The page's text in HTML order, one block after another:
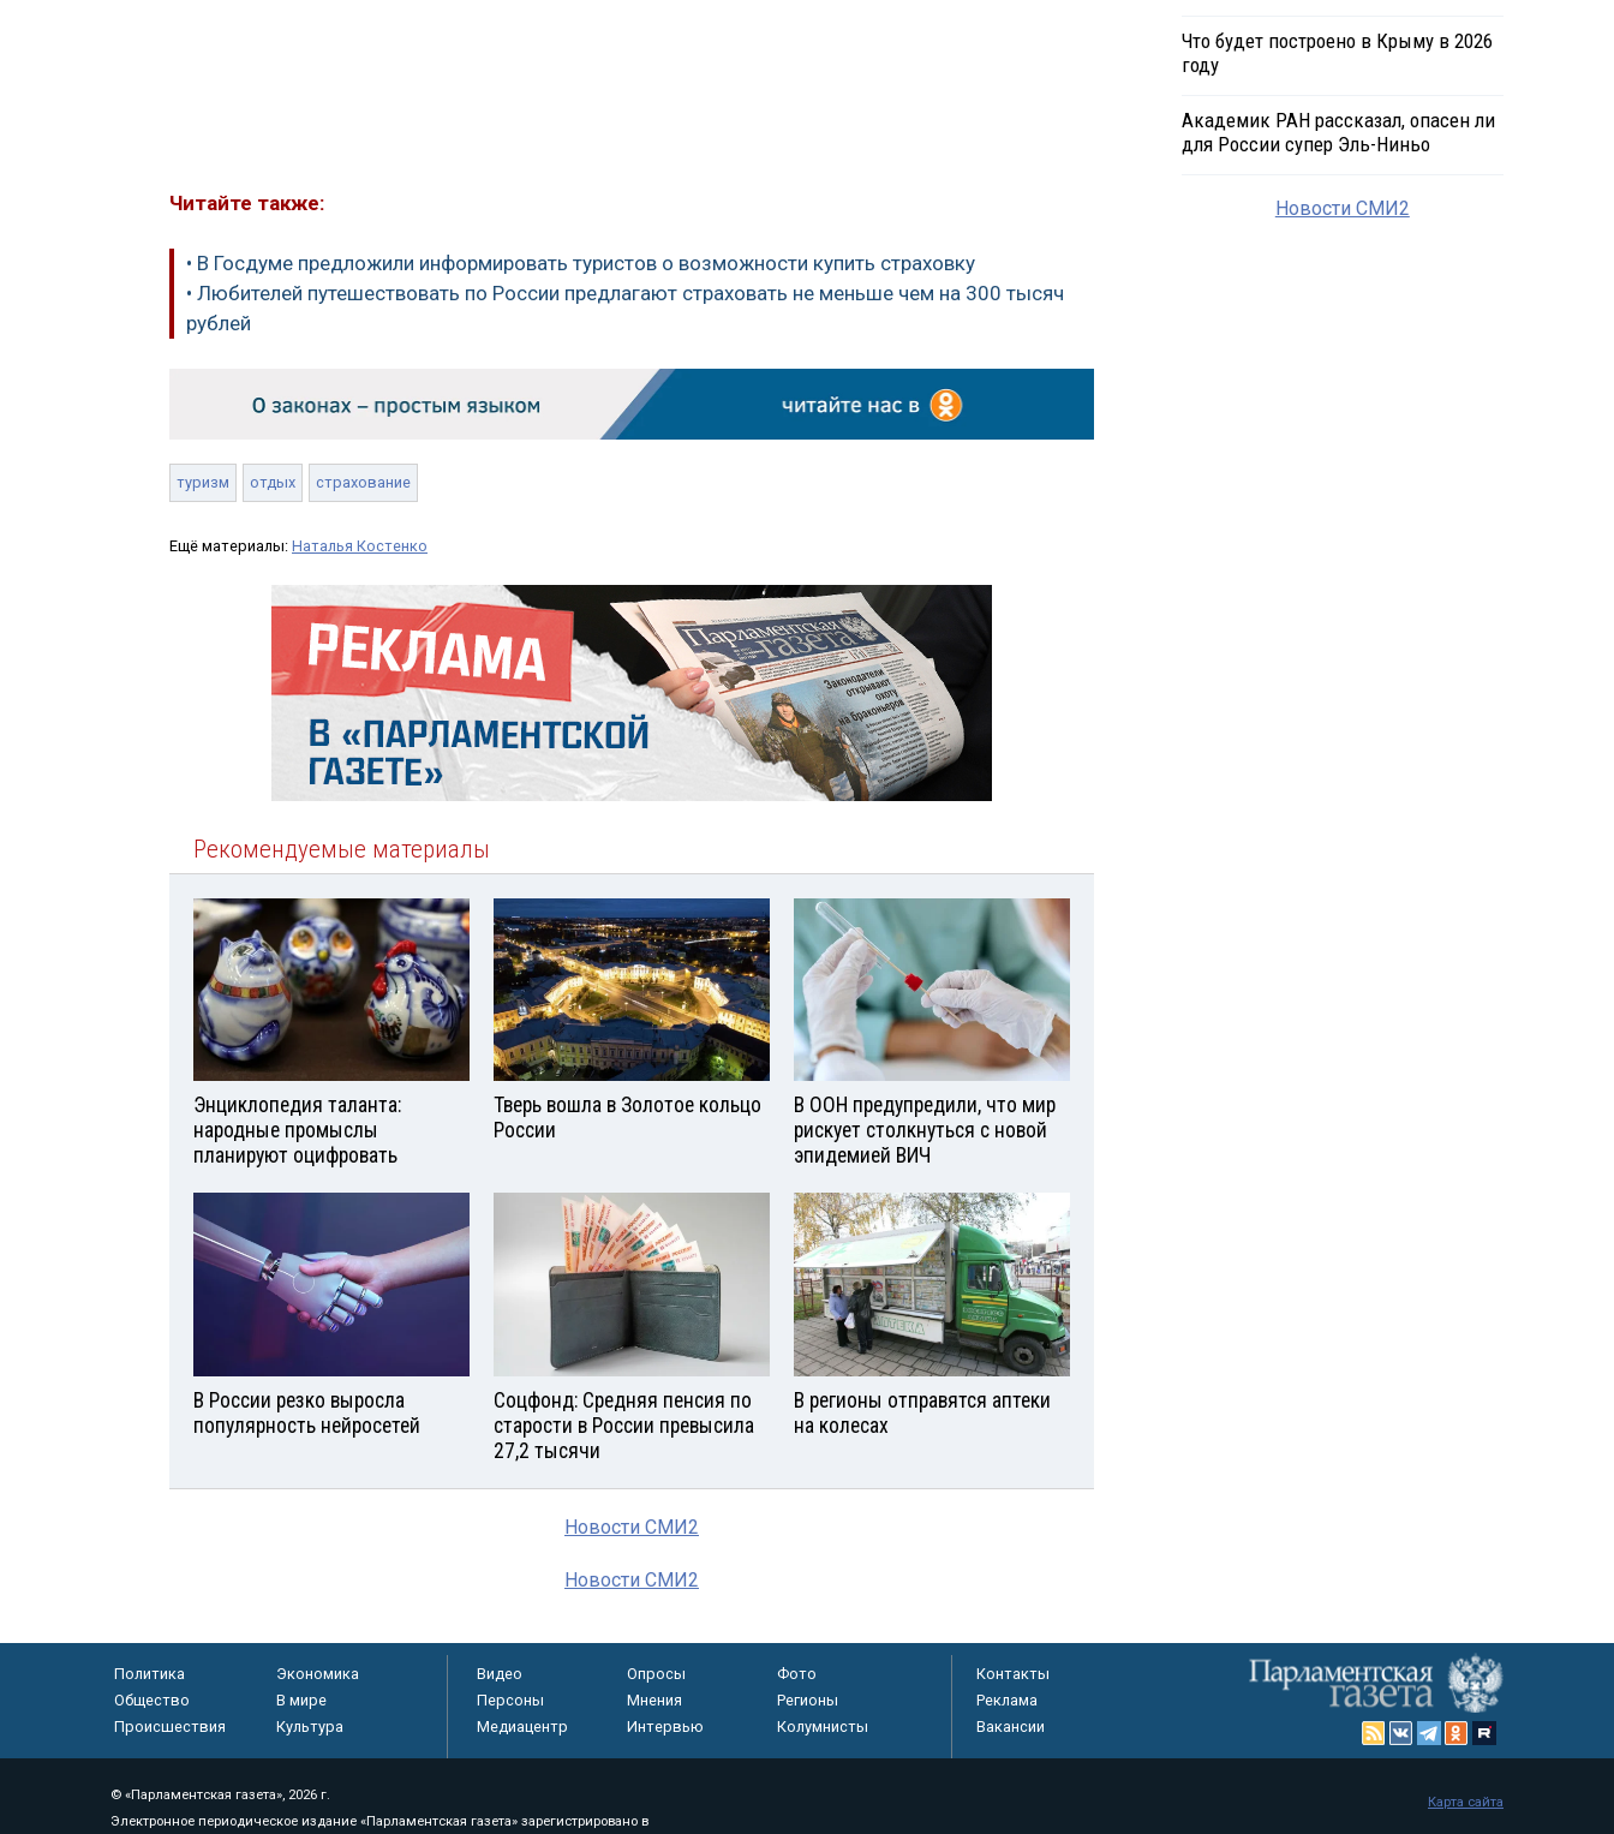
Читайте также:
• В Госдуме предложили информировать туристов о возможности купить страховку
• Любителей путешествовать по России предлагают страховать не меньше чем на 300 тысяч
рублей
туризм отдых страхование
Ещё материалы: Наталья Костенко
Рекомендуемые материалы
Энциклопедия таланта:
народные промыслы
планируют оцифровать
Тверь вошла в Золотое кольцо
России
В ООН предупредили, что мир
рискует столкнуться с новой
эпидемией ВИЧ
В России резко выросла
популярность нейросетей
Соцфонд: Средняя пенсия по
старости в России превысила
27,2 тысячи
В регионы отправятся аптеки
на колесах
Новости СМИ2
Новости СМИ2
Что будет построено в Крыму в 2026
году
Академик РАН рассказал, опасен ли
для России супер Эль-Ниньо
Новости СМИ2
Политика
Экономика
Общество
В мире
Происшествия
Культура
Видео Опросы
Фото
Персоны
Мнения
Регионы
Медиацентр
Интервью Колумнисты
Контакты
Реклама
Вакансии
© «Парламентская газета», 2026 г.
Электронное периодическое издание «Парламентская газета» зарегистрировано в
Карта сайта